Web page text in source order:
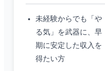
未経験からでも「や
る気」を武器に、早
期に安定した収入を
得たい方